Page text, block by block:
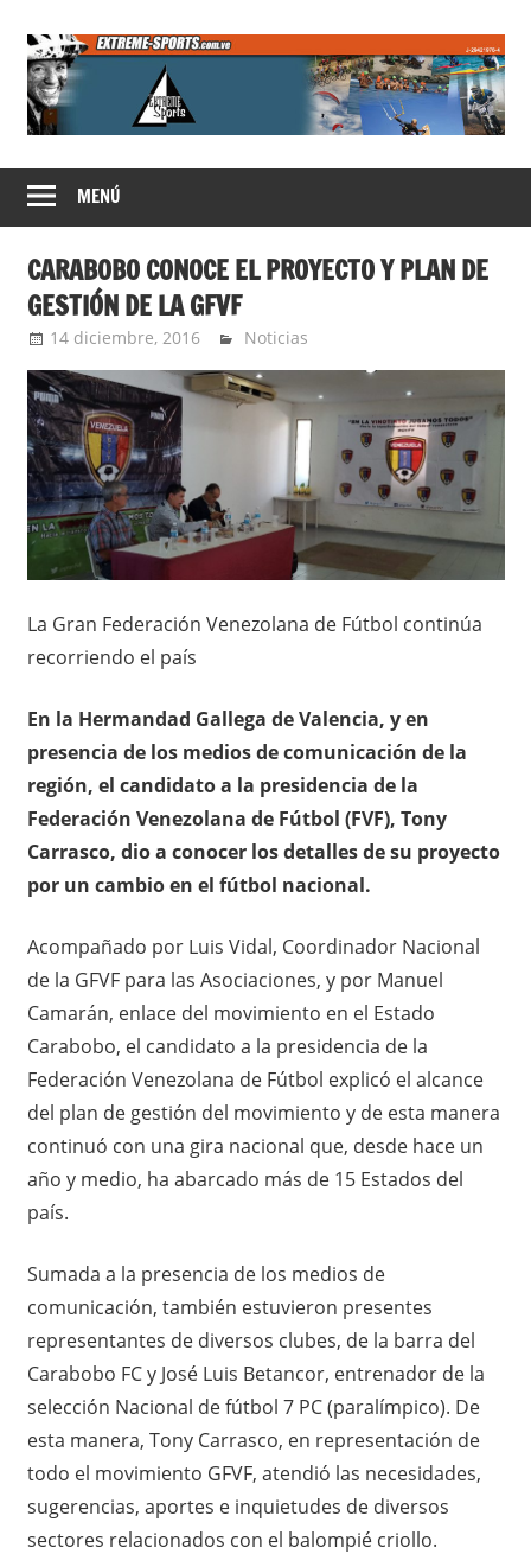
contenido
Extreme
Sports
MENÚ
CARABOBO CONOCE EL PROYECTO Y PLAN DE
GESTIÓN DE LA GFVF
14 diciembre, 2016 admin
Noticias
La Gran Federación Venezolana de Fútbol continúa
recorriendo el país
En la Hermandad Gallega de Valencia, y en
presencia de los medios de comunicación de la
región, el candidato a la presidencia de la
Federación Venezolana de Fútbol (FVF), Tony
Carrasco, dio a conocer los detalles de su proyecto
por un cambio en el fútbol nacional.
Acompañado por Luis Vidal, Coordinador Nacional
de la GFVF para las Asociaciones, y por Manuel
Camarán, enlace del movimiento en el Estado
Carabobo, el candidato a la presidencia de la
Federación Venezolana de Fútbol explicó el alcance
del plan de gestión del movimiento y de esta manera
continuó con una gira nacional que, desde hace un
año y medio, ha abarcado más de 15 Estados del
país.
Sumada a la presencia de los medios de
comunicación, también estuvieron presentes
representantes de diversos clubes, de la barra del
Carabobo FC y José Luis Betancor, entrenador de la
selección Nacional de fútbol 7 PC (paralímpico). De
esta manera, Tony Carrasco, en representación de
todo el movimiento GFVF, atendió las necesidades,
sugerencias, aportes e inquietudes de diversos
sectores relacionados con el balompié criollo.